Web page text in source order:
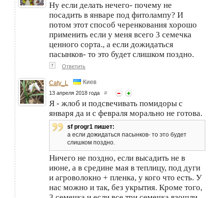
Ну если делать нечего- почему не
посадить в январе под фитолампу? И
потом этот способ черенкования хорошо
применить если у меня всего 3 семечка
ценного сорта., а если дожидаться
пасынков- то это будет слишком поздно.
↑ Ответить
Caty_L Киев
13 апреля 2018 года #
Я - жлоб и подсвечивать помидоры с
января да и с февраля морально не готова.
sf progr1 пишет:
а если дожидаться пасынков- то это будет
слишком поздно.
Ничего не поздно, если высадить не в
июне, а в средине мая в теплицу, под дуги
и агроволокно + пленка, у кого что есть. У
нас можно и так, без укрытия. Кроме того,